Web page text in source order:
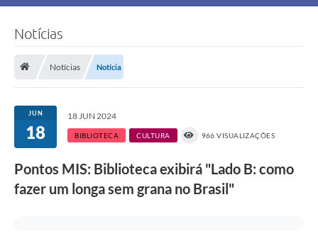
CIDADE
Prefeitura
DIÁRIO OFICIAL
OUVIDORIA
LEGISLAÇÃO
Notícias
Notícias Notícia
JUN
18
18 JUN 2024
BIBLIOTECA CULTURA 966 VISUALIZAÇÕES
Pontos MIS: Biblioteca exibirá "Lado B: como
fazer um longa sem grana no Brasil"